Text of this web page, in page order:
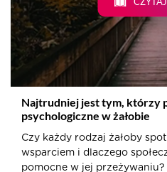
Najtrudniej jest tym, którzy
psychologiczne w żałobie
Czy każdy rodzaj żałoby
wsparciem i dlaczego
pomocne w jej przeżywaniu?